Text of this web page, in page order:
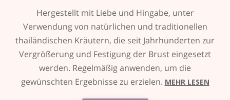
Hergestellt mit Liebe und Hingabe, unter
Verwendung von natürlichen und traditionellen
thailändischen Kräutern, die seit Jahrhunderten zur
Vergrößerung und Festigung der Brust eingesetzt
werden. Regelmäßig anwenden, um die
gewünschten Ergebnisse zu erzielen. MEHR LESEN